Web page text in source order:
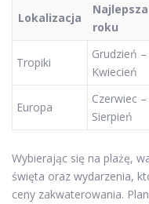
Lokalizacja
roku
Tropiki
Grudzień –
Kwiecień
Europa
Czerwiec –
Sierpień
Wybierając się na plażę,
święta oraz wydarzenia,
ceny zakwaterowania.